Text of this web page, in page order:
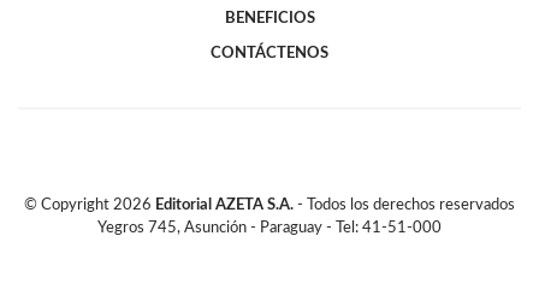
BENEFICIOS
CONTÁCTENOS
© Copyright 2026 Editorial AZETA S.A. - Todos los derechos reservados
Yegros 745, Asunción - Paraguay - Tel: 41-51-000